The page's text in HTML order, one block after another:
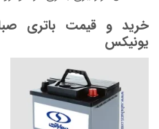
خرید و قیمت باتری
یونیکس